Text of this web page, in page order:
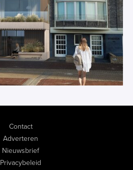
Contact
Adverteren
Nieuwsbrief
Privacybeleid